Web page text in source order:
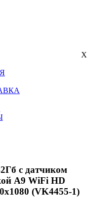
X
с датчиком
A9 WiFi HD
(VK4455-1)